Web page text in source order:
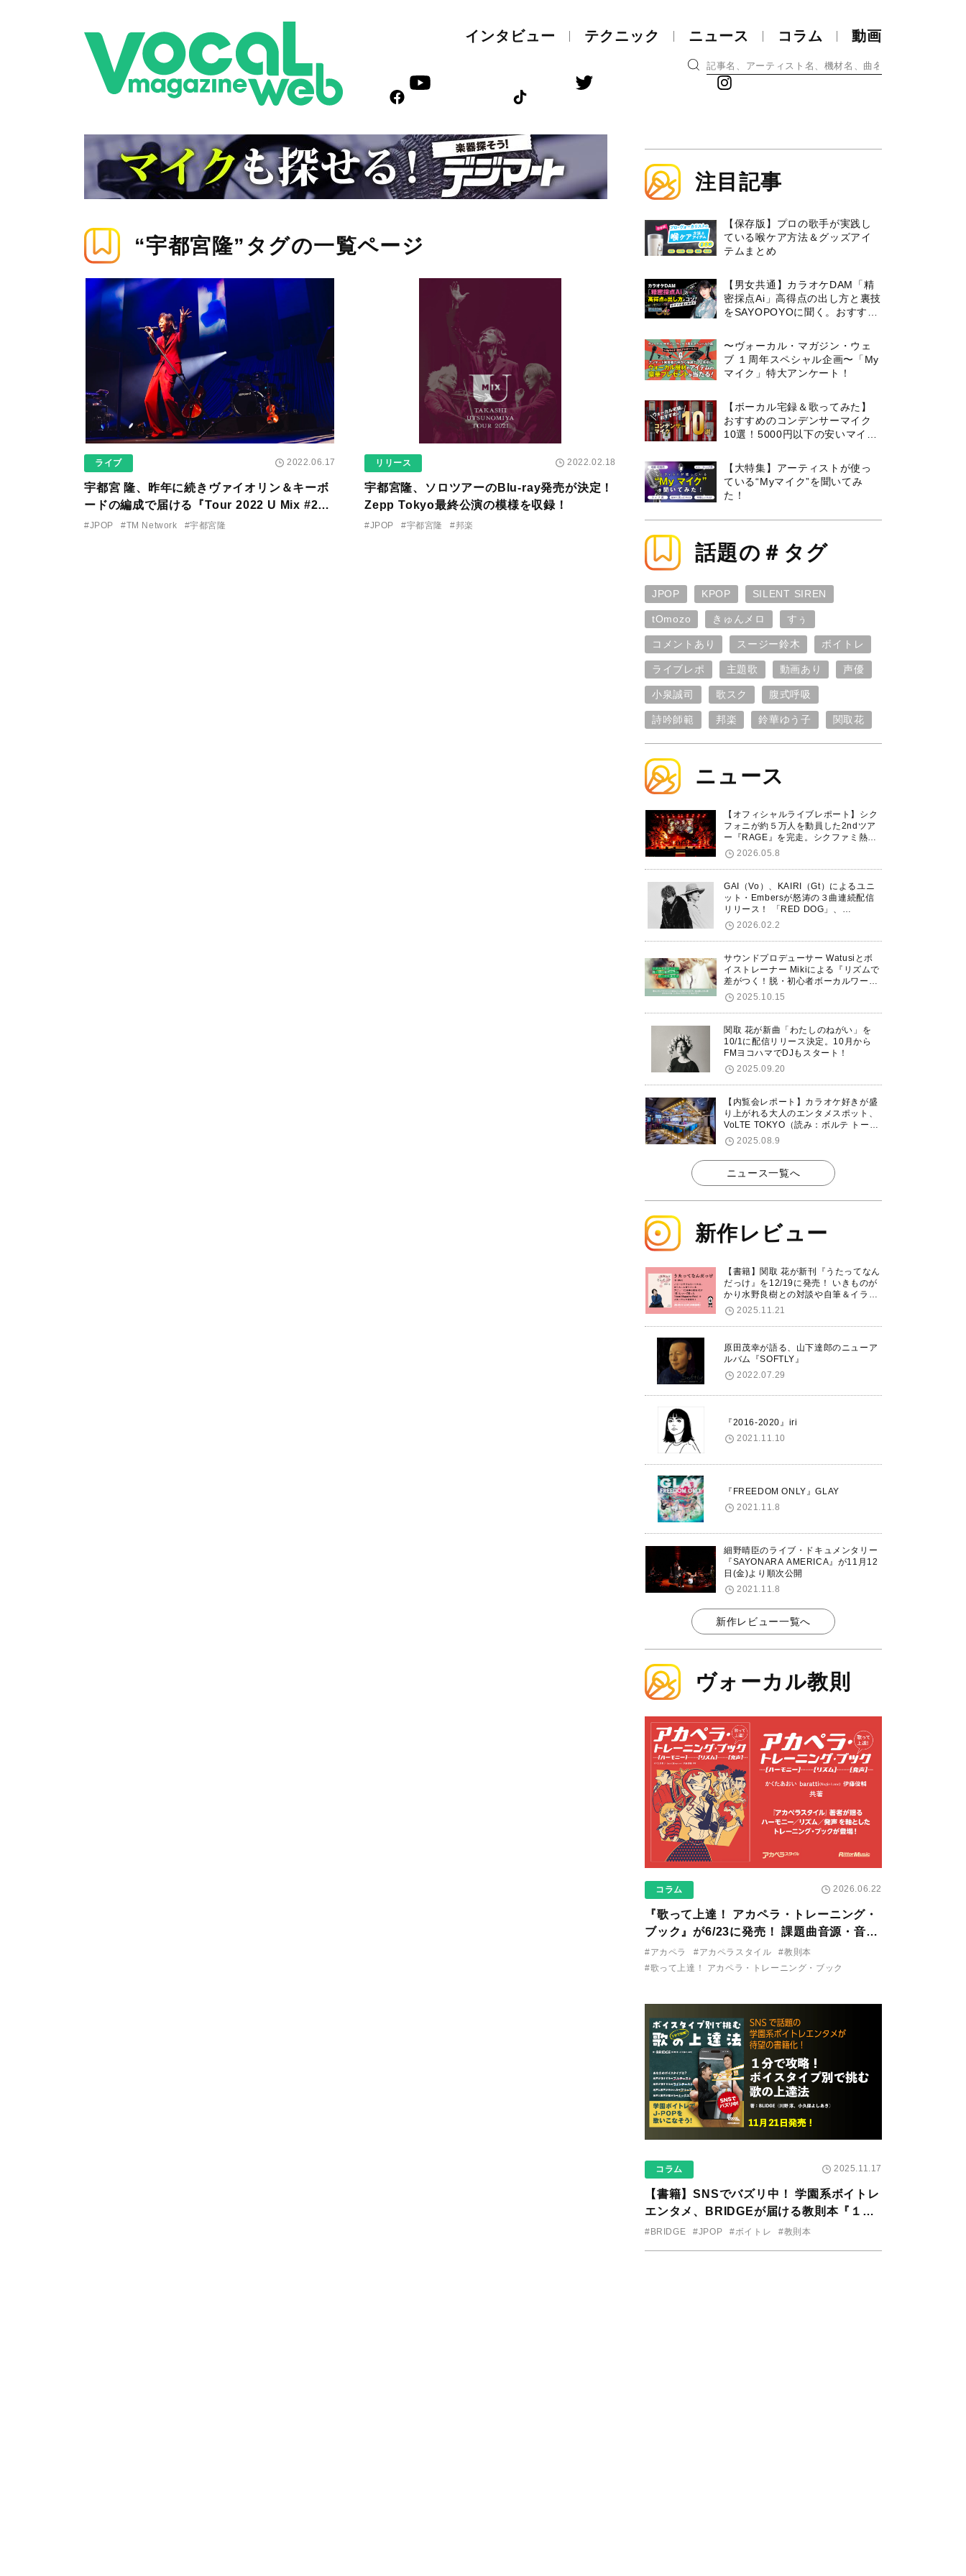
インタビュー テクニック ニュース コラム 動画
“宇都宮隆”タグの一覧ページ
ライブ 2022.06.17
宇都宮 隆、昨年に続きヴァイオリン＆キーボ
ードの編成で届ける『Tour 2022 U Mix #2』
の開催を決定！
#JPOP #TM Network #宇都宮隆
リリース 2022.02.18
宇都宮隆、ソロツアーのBlu-ray発売が決定！
Zepp Tokyo最終公演の模様を収録！
#JPOP #宇都宮隆 #邦楽
注目記事
【保存版】プロの歌手が実践し
ている喉ケア⽅法＆グッズアイ
テムまとめ
【男女共通】カラオケDAM「精
密採点Ai」高得点の出し方と裏技
をSAYOPOYOに聞く。おすすめ
〜ヴォーカル・マガジン・ウェ
ブ １周年スペシャル企画〜「My
マイク」特大アンケート！
【ボーカル宅録＆歌ってみた】
おすすめのコンデンサーマイク
10選！5000円以下の安いマイク
【大特集】アーティストが使っ
ている“Myマイク”を聞いてみ
た！
話題の＃タグ
JPOP KPOP SILENT SIREN
tOmozo きゅんメロ すぅ
コメントあり スージー鈴木 ボイトレ
ライブレポ 主題歌 動画あり 声優
小泉誠司 歌スク 腹式呼吸
詩吟師範 邦楽 鈴華ゆう子 関取花
ニュース
【オフィシャルライブレポート】シク
フォニが約５万人を動員した2ndツア
ー『RAGE』を完走。シクファミ熱狂
のKアリーナ横浜ファイナル公演の模
様をお届け！
2026.05.8
GAI（Vo）、KAIRI（Gt）によるユニ
ット・Embersが怒涛の３曲連続配信
リリース！ 「RED DOG」、
「Untitled Hero」に続き、5thシング
ル「De-Marionette」のリリースを発
表！
2026.02.2
サウンドプロデューサー Watusiとボ
イストレーナー Mikiによる『リズムで
差がつく！脱・初心者ボーカルワーク
ショップ』が12/7に渋谷で開催！
2025.10.15
関取 花が新曲「わたしのねがい」を
10/1に配信リリース決定。10月から
FMヨコハマでDJもスタート！
2025.09.20
【内覧会レポート】カラオケ好きが盛
り上がれる大人のエンタメスポット、
VoLTE TOKYO（読み：ボルテ トーキ
ョー）が東京・品川に8/8グランドオ
ープン！
2025.08.9
ニュース一覧へ
新作レビュー
【書籍】関取 花が新刊『うたってなん
だっけ』を12/19に発売！ いきものが
かり水野良樹との対談や自筆＆イラス
トで綴る自分史も掲載。さらに自身の
誕生日12/18に渋谷で出版記念イベン
トを開催！
2025.11.21
原田茂幸が語る、山下達郎のニューア
ルバム『SOFTLY』
2022.07.29
『2016-2020』iri
2021.11.10
『FREEDOM ONLY』GLAY
2021.11.8
細野晴臣のライブ・ドキュメンタリー
『SAYONARA AMERICA』が11月12
日(金)より順次公開
2021.11.8
新作レビュー一覧へ
ヴォーカル教則
コラム 2026.06.22
『歌って上達！ アカペラ・トレーニング・
ブック』が6/23に発売！ 課題曲音源・音取
り用アプリを公開。
#アカペラ #アカペラスタイル
#教則本
#歌って上達！ アカペラ・トレーニング・ブック
コラム 2025.11.17
【書籍】SNSでバズリ中！ 学園系ボイトレ
エンタメ、BRIDGEが届ける教則本『１分
で攻略！ ボイスタイプ別で挑む歌の上達
#BRIDGE #JPOP #ボイトレ #教則本